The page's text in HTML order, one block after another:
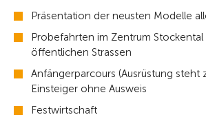
Präsentation der neusten Modelle
Probefahrten im Zentrum Stockental
öffentlichen Strassen
Anfängerparcours (Ausrüstung steht
Einsteiger ohne Ausweis
Festwirtschaft